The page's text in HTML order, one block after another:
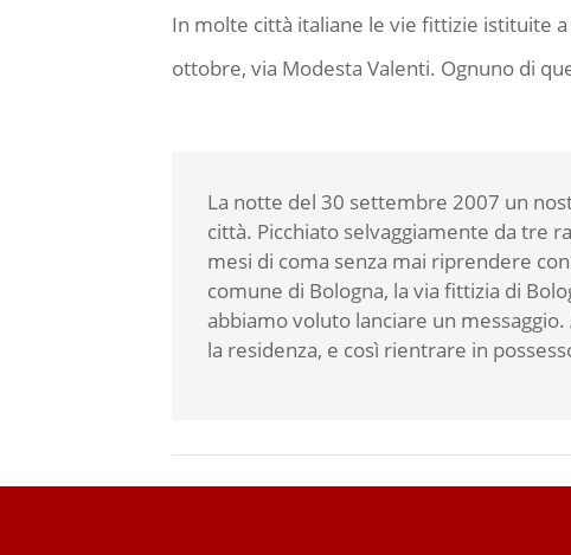
In molte città italiane le vie fittizie istituite a
ottobre, via Modesta Valenti. Ognuno di
La notte del 30 settembre 2007 un
città. Picchiato selvaggiamente da tre
mesi di coma senza mai riprendere
comune di Bologna, la via fittizia di
abbiamo voluto lanciare un
la residenza, e così rientrare in